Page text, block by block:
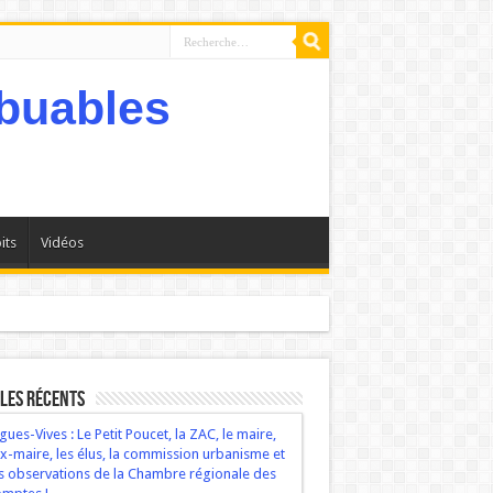
Vidéos
récents
Vives : Le Petit Poucet, la ZAC, le maire,
maire, les élus, la commission urbanisme et
observations de la Chambre régionale des